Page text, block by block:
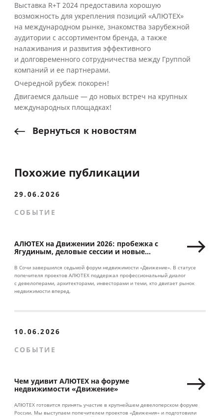
Выставка R+T 2024 предоставила хорошую
возможность для укрепления позиций «АЛЮТЕХ»
на международном рынке, знакомства зарубежной
аудитории с ассортиментом бренда, а также
налаживания и развития эффективного
и долговременного сотрудничества между Группой
компаний и ее партнерами.
Очередной рубеж покорен!
Двигаемся дальше — до новых встреч на крупных
международных площадках!
Вернуться к новостям
Похожие публикации
29.06.2026
СОБЫТИЕ
АЛЮТЕХ на Движении 2026: пробежка с
Ягудиным, деловые сессии и новые
В Сочи завершился седьмой форум недвижимости «Движение». В статусе
попечителя проектов АЛЮТЕХ поддержал профессиональный диалог
с девелоперами, архитекторами, инвесторами и теми, кто двигает рынок
недвижимости вперед.
10.06.2026
СОБЫТИЕ
Чем удивит АЛЮТЕХ на форуме
недвижимости «Движение»
АЛЮТЕХ готовится принять участие в крупнейшем девелоперском форуме
России. Мы выступаем попечителем проектов «Движения» и подготовили